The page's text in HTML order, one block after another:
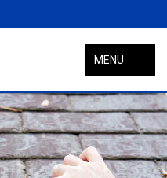
MENU